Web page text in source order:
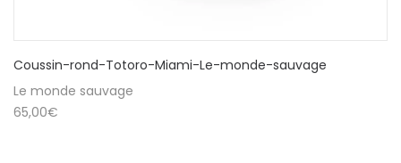
Coussin-rond-Totoro-Miami-Le-monde-sauvage
Le monde sauvage
65,00€